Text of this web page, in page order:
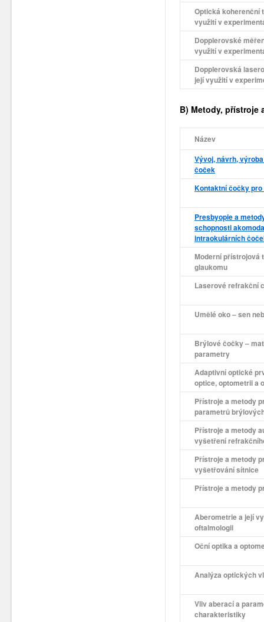
Optická koherenční
využití v
Dopplerovské
využití v
Dopplerovská
její využití v
B) Metody, přístroje
Název
Vývoj, návrh,
čoček
Kontaktní čočky
Presbyopie a
schopnosti
intraokulárních
Moderní přístrojová
glaukomu
Laserové refrakční
Umělé oko – sen
Brýlové čočky –
parametry
Adaptivní optické
optice, optometrii a
Přístroje a metody
parametrů
Přístroje a metody
vyšetření
Přístroje a metody
vyšetřování sítnice
Přístroje a metody
Aberometrie a její
oftalmologii
Oční optika a
Analýza optických
Vliv aberací a
charakteristiky